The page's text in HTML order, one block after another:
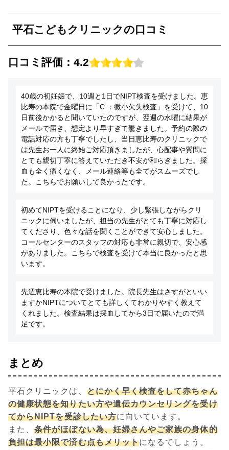
平石こどもクリニックの口コミ
口コミ評価： 4.2
40歳の初妊娠で、10週と1日でNIPT検査を受けました。恵
比寿の本院で金曜日に「C ：微小欠失検査」を受けて、10
日前後かかると聞いていたのですが、翌週の水曜に結果が
メールで届き、想定より早すぎて驚きました。予約の際の
電話対応の方も丁寧でしたし、当日恵比寿のクリニックで
は先生お一人に終始ご対応頂きましたが、心配事や質問に
とても親切丁寧に答えていただき不安が和らぎました。採
血も全く痛くなく、メール連絡等も全てがスムーズでし
た。こちらでお願いして良かったです。
初めてNIPTを受けることになり、少し緊張しながらクリ
ニックに伺いましたが、担当の先生がとても丁寧に対応し
てくださり、色々な話を聞くことができて安心しました。
コールセンターのスタッフの対応も非常に親切で、安心感
がありました。こちらで検査を受けて本当に良かったと思
います。
先週恵比寿の本院で受けました。院長先生はさすがといい
ますかNIPTについてとても詳しくてわかりやすく教えて
くれました。検査結果は採血してから3日で届いたので満
足です。
まとめ
平石クリニックは、 とにかく早く検査をして赤ちゃん
の健康状態を知りたい方や遺伝カウンセリングを受け
てからNIPTを受診したい方に向いています。
また、条件がほぼない為、妊婦さんやご家族の身体的
負担は最小限で済む点もメリットになるでしょう。